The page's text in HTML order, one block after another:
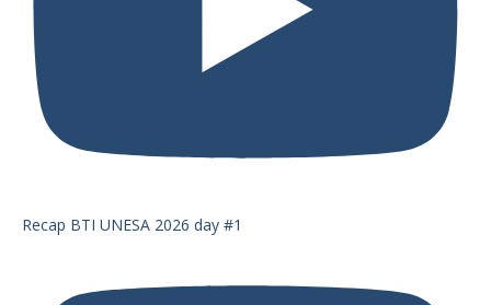
Recap BTI UNESA 2026 day #1